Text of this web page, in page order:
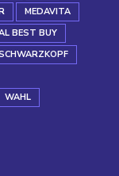
MEDAVITA
BEST BUY
WAHL